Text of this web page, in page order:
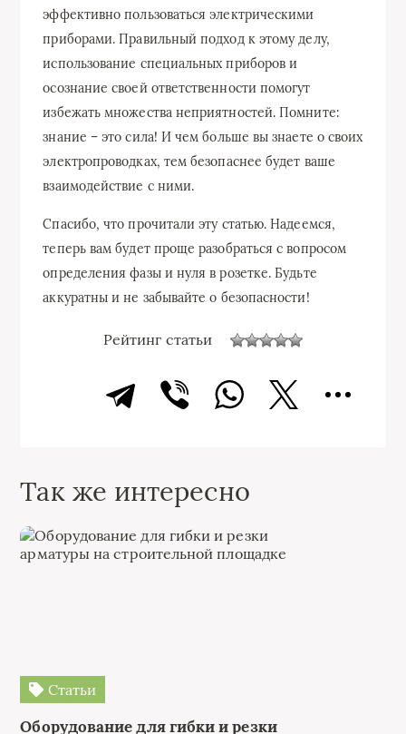
эффективно пользоваться электрическими
приборами. Правильный подход к этому делу,
использование специальных приборов и
осознание своей ответственности помогут
избежать множества неприятностей. Помните:
знание – это сила! И чем больше вы знаете о своих
электропроводках, тем безопаснее будет ваше
взаимодействие с ними.
Спасибо, что прочитали эту статью. Надеемся,
теперь вам будет проще разобраться с вопросом
определения фазы и нуля в розетке. Будьте
аккуратны и не забывайте о безопасности!
Рейтинг статьи
Так же интересно
Статьи
Оборудование для гибки и резки